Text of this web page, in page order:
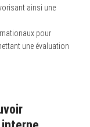
ainsi une
pour
une évaluation